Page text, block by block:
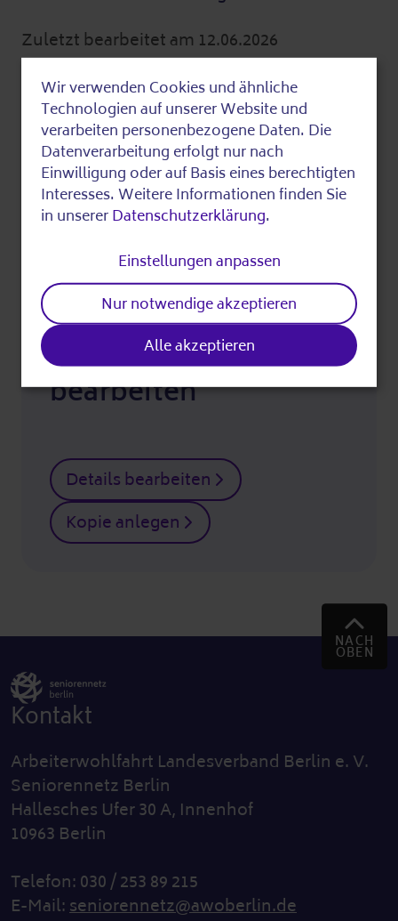
Zuletzt bearbeitet am 12.06.2026
Fundstück teilen
Redaktionell
bearbeiten
Details bearbeiten
Kopie anlegen
NACH
OBEN
Kontakt
Arbeiterwohlfahrt Landesverband Berlin e. V.
Seniorennetz Berlin
Hallesches Ufer 30 A, Innenhof
10963 Berlin
Telefon: 030 / 253 89 215
E-Mail:seniorennetz@awoberlin.de
Use
of
personal
data
and
cookies
Wir verwenden Cookies und ähnliche
Technologien auf unserer Website und
verarbeiten personenbezogene Daten. Die
Datenverarbeitung erfolgt nur nach
Einwilligung oder auf Basis eines berechtigten
Interesses. Weitere Informationen finden Sie
in unsererDatenschutzerklärung.
Einstellungen anpassen
Nur notwendige akzeptieren
Alle akzeptieren